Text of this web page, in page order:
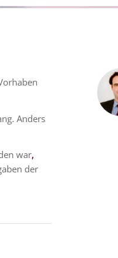
Anders
war,
der